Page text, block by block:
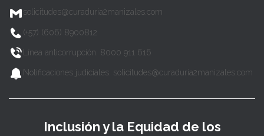
solicitudes@curaduria2manizales.com
(+57) (606) 8900812
Línea anticorrupción: 8000 911 616
Notificaciones judiciales: solicitudes@curaduria2manizales.com
Inclusión y la Equidad de los